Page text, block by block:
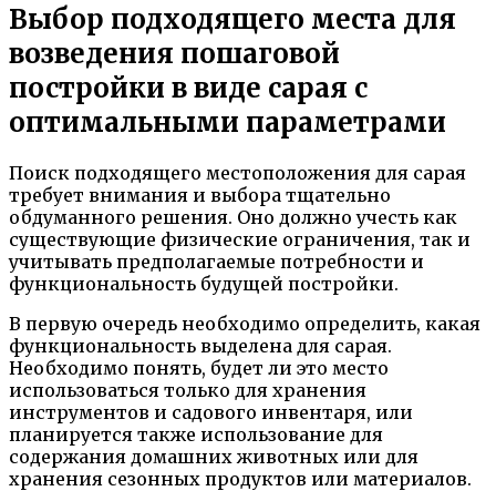
Выбор подходящего места для
возведения пошаговой
постройки в виде сарая с
оптимальными параметрами
Поиск подходящего местоположения для сарая
требует внимания и выбора тщательно
обдуманного решения. Оно должно учесть как
существующие физические ограничения, так и
учитывать предполагаемые потребности и
функциональность будущей постройки.
В первую очередь необходимо определить, какая
функциональность выделена для сарая.
Необходимо понять, будет ли это место
использоваться только для хранения
инструментов и садового инвентаря, или
планируется также использование для
содержания домашних животных или для
хранения сезонных продуктов или материалов.